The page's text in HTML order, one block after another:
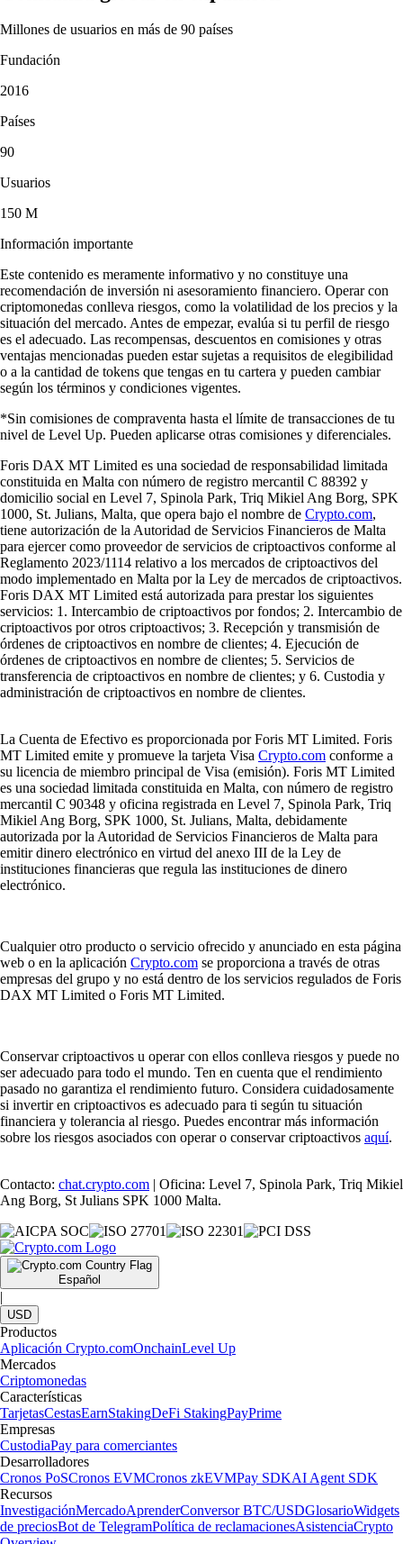
Millones de usuarios en más de 90 países
Fundación
2016
Países
90
Usuarios
150 M
Información importante
Este contenido es meramente informativo y no constituye una
recomendación de inversión ni asesoramiento financiero. Operar con
criptomonedas conlleva riesgos, como la volatilidad de los precios y la
situación del mercado. Antes de empezar, evalúa si tu perfil de riesgo
es el adecuado. Las recompensas, descuentos en comisiones y otras
ventajas mencionadas pueden estar sujetas a requisitos de elegibilidad
o a la cantidad de tokens que tengas en tu cartera y pueden cambiar
según los términos y condiciones vigentes.
*Sin comisiones de compraventa hasta el límite de transacciones de tu
nivel de Level Up. Pueden aplicarse otras comisiones y diferenciales.
Foris DAX MT Limited es una sociedad de responsabilidad limitada
constituida en Malta con número de registro mercantil C 88392 y
domicilio social en Level 7, Spinola Park, Triq Mikiel Ang Borg, SPK
1000, St. Julians, Malta, que opera bajo el nombre de Crypto.com,
tiene autorización de la Autoridad de Servicios Financieros de Malta
para ejercer como proveedor de servicios de criptoactivos conforme al
Reglamento 2023/1114 relativo a los mercados de criptoactivos del
modo implementado en Malta por la Ley de mercados de criptoactivos.
Foris DAX MT Limited está autorizada para prestar los siguientes
servicios: 1. Intercambio de criptoactivos por fondos; 2. Intercambio de
criptoactivos por otros criptoactivos; 3. Recepción y transmisión de
órdenes de criptoactivos en nombre de clientes; 4. Ejecución de
órdenes de criptoactivos en nombre de clientes; 5. Servicios de
transferencia de criptoactivos en nombre de clientes; y 6. Custodia y
administración de criptoactivos en nombre de clientes.
La Cuenta de Efectivo es proporcionada por Foris MT Limited. Foris
MT Limited emite y promueve la tarjeta Visa Crypto.com conforme a
su licencia de miembro principal de Visa (emisión). Foris MT Limited
es una sociedad limitada constituida en Malta, con número de registro
mercantil C 90348 y oficina registrada en Level 7, Spinola Park, Triq
Mikiel Ang Borg, SPK 1000, St. Julians, Malta, debidamente
autorizada por la Autoridad de Servicios Financieros de Malta para
emitir dinero electrónico en virtud del anexo III de la Ley de
instituciones financieras que regula las instituciones de dinero
electrónico.
Cualquier otro producto o servicio ofrecido y anunciado en esta página
web o en la aplicación Crypto.com se proporciona a través de otras
empresas del grupo y no está dentro de los servicios regulados de Foris
DAX MT Limited o Foris MT Limited.
Conservar criptoactivos u operar con ellos conlleva riesgos y puede no
ser adecuado para todo el mundo. Ten en cuenta que el rendimiento
pasado no garantiza el rendimiento futuro. Considera cuidadosamente
si invertir en criptoactivos es adecuado para ti según tu situación
financiera y tolerancia al riesgo. Puedes encontrar más información
sobre los riesgos asociados con operar o conservar criptoactivos aquí.
Contacto: chat.crypto.com | Oficina: Level 7, Spinola Park, Triq Mikiel
Ang Borg, St Julians SPK 1000 Malta.
Español
|
USD
Productos
Aplicación Crypto.comOnchainLevel Up
Mercados
Criptomonedas
Características
TarjetasCestasEarnStakingDeFi StakingPayPrime
Empresas
CustodiaPay para comerciantes
Desarrolladores
Cronos PoSCronos EVMCronos zkEVMPay SDKAI Agent SDK
Recursos
InvestigaciónMercadoAprenderConversor BTC/USDGlosarioWidgets
de preciosBot de TelegramPolítica de reclamacionesAsistenciaCrypto